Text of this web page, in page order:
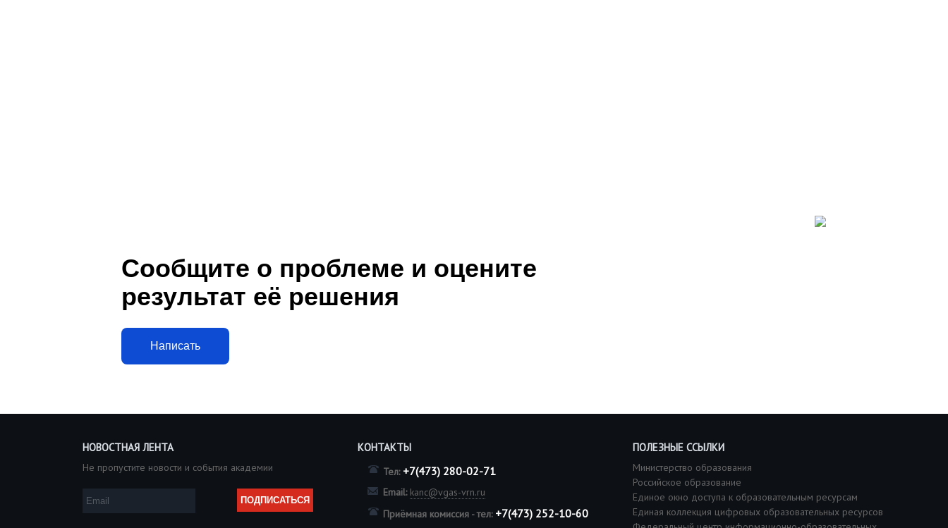
Сообщите о проблеме и оцените
результат её решения
Написать
НОВОСТНАЯ ЛЕНТА
Не пропустите новости и события академии
КОНТАКТЫ
Тел: +7(473) 280-02-71
Email: kanc@vgas-vrn.ru
Приёмная комиссия - тел: +7(473) 252-10-60
ПОЛЕЗНЫЕ ССЫЛКИ
Министерство образования
Российское образование
Единое окно доступа к образовательным ресурсам
Единая коллекция цифровых образовательных ресурсов